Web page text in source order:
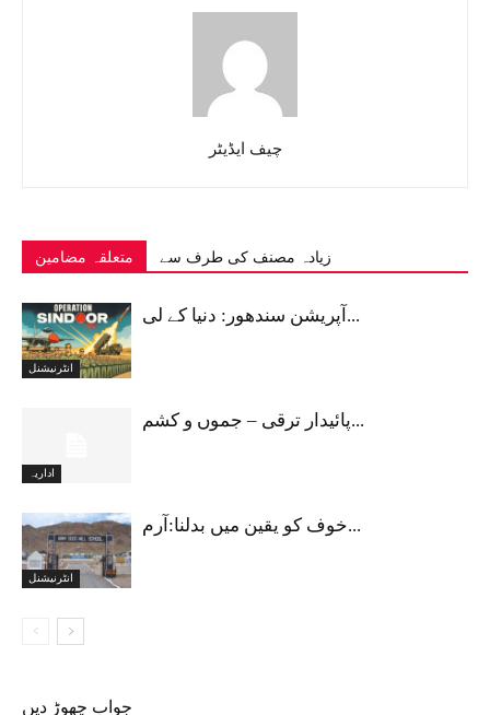
چیف ایڈیٹر
متعلقہ مضامین زیادہ مصنف کی طرف سے
انٹرنیشنل
آپریشن سندھور: دنیا کے لی...
اداریہ
پائیدار ترقی – جموں و کشم...
انٹرنیشنل
خوف کو یقین میں بدلنا:آرم...
جواب چھوڑ دیں